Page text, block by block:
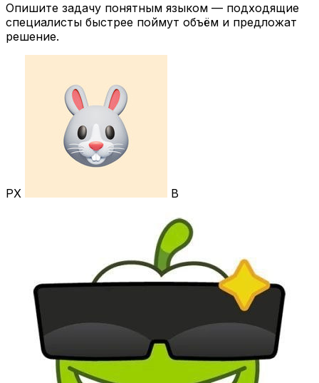
Опишите задачу понятным языком — подходящие
специалисты быстрее поймут объём и предложат
решение.
РХ В